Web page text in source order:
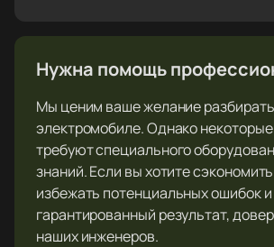
Нужна помощь
Мы ценим ваше желание
электромобиле. Однако
требуют специального
знаний. Если вы хотите
избежать потенциальных ошибок и
гарантированный результат,
наших инженеров.